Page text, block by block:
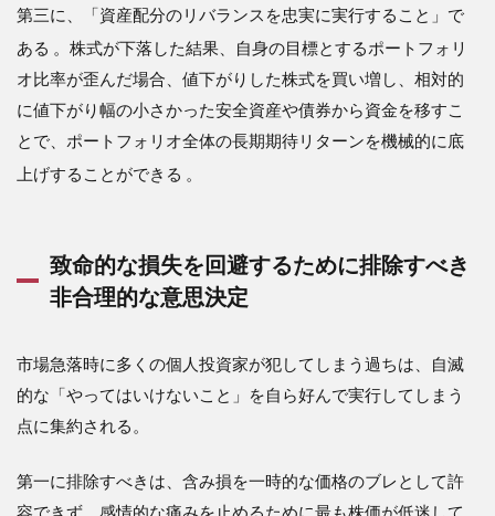
第三に、「資産配分のリバランスを忠実に実行すること」で
ある 。株式が下落した結果、自身の目標とするポートフォリ
オ比率が歪んだ場合、値下がりした株式を買い増し、相対的
に値下がり幅の小さかった安全資産や債券から資金を移すこ
とで、ポートフォリオ全体の長期期待リターンを機械的に底
上げすることができる 。
致命的な損失を回避するために排除すべき
非合理的な意思決定
市場急落時に多くの個人投資家が犯してしまう過ちは、自滅
的な「やってはいけないこと」を自ら好んで実行してしまう
点に集約される。
第一に排除すべきは、含み損を一時的な価格のブレとして許
容できず、感情的な痛みを止めるために最も株価が低迷して